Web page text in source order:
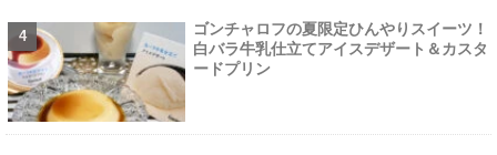
ゴンチャロフの夏限定ひんやりスイーツ！
白バラ牛乳仕立てアイスデザート＆カスタ
ードプリン